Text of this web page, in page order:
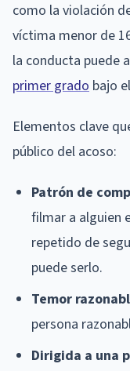
como la violación
víctima menor de
la conducta puede
primer grado bajo
Elementos clave
público del acoso:
Patrón de
filmar a alguien
repetido de
puede serlo.
Temor
persona
Dirigida a una